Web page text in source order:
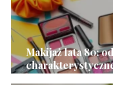
Makijaż lata 80:
inspiracje